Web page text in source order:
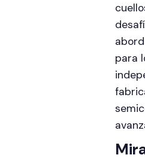
para